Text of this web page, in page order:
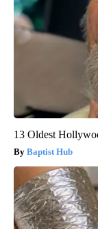
13 Oldest
Baptist Hub